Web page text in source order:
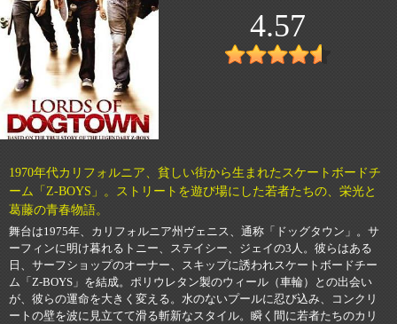
4.57
1970年代カリフォルニア、貧しい街から生まれたスケートボードチ
ーム「Z-BOYS」。ストリートを遊び場にした若者たちの、栄光と
葛藤の青春物語。
舞台は1975年、カリフォルニア州ヴェニス、通称「ドッグタウン」。サ
ーフィンに明け暮れるトニー、ステイシー、ジェイの3人。彼らはある
日、サーフショップのオーナー、スキップに誘われスケートボードチー
ム「Z-BOYS」を結成。ポリウレタン製のウィール（車輪）との出会い
が、彼らの運命を大きく変える。水のないプールに忍び込み、コンクリ
ートの壁を波に見立てて滑る斬新なスタイル。瞬く間に若者たちのカリ